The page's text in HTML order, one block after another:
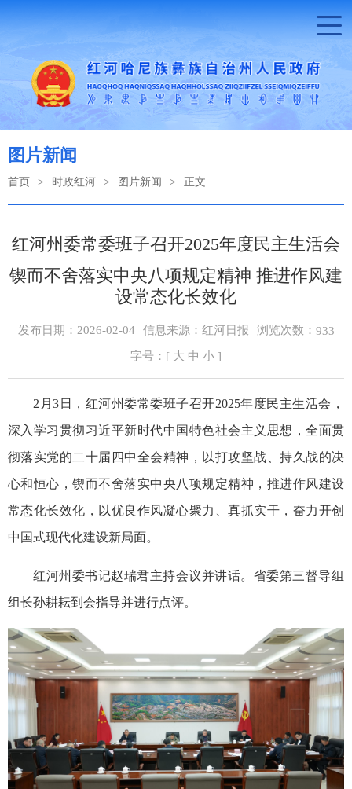
图片新闻
首页 > 时政红河 > 图片新闻 > 正文
红河州委常委班子召开2025年度民主生活会
锲而不舍落实中央八项规定精神 推进作风建
设常态化长效化
发布日期：2026-02-04 信息来源：红河日报 浏览次数： 933
字号：[ 大 中 小 ]
2月3日，红河州委常委班子召开2025年度民主生活会，
深入学习贯彻习近平新时代中国特色社会主义思想，全面贯
彻落实党的二十届四中全会精神，以打攻坚战、持久战的决
心和恒心，锲而不舍落实中央八项规定精神，推进作风建设
常态化长效化，以优良作风凝心聚力、真抓实干，奋力开创
中国式现代化建设新局面。
红河州委书记赵瑞君主持会议并讲话。省委第三督导组
组长孙耕耘到会指导并进行点评。